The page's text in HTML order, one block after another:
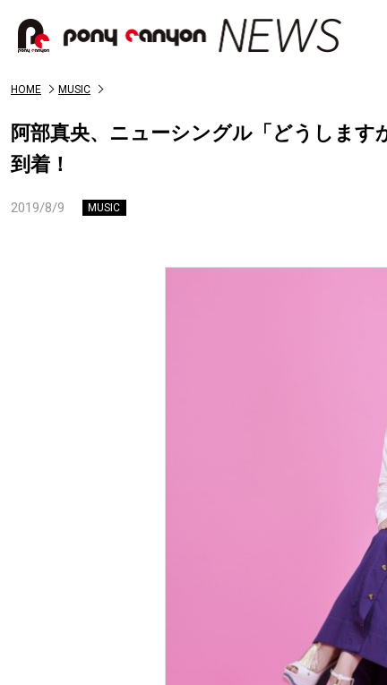
HOME MUSIC
阿部真央、ニューシングル「どうしま
到着！
2019/8/9 MUSIC